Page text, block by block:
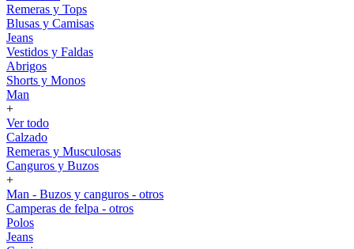
Remeras y Tops
Blusas y Camisas
Jeans
Vestidos y Faldas
Abrigos
Shorts y Monos
Man
+
Ver todo
Calzado
Remeras y Musculosas
Canguros y Buzos
+
Man - Buzos y canguros - otros
Camperas de felpa - otros
Polos
Jeans